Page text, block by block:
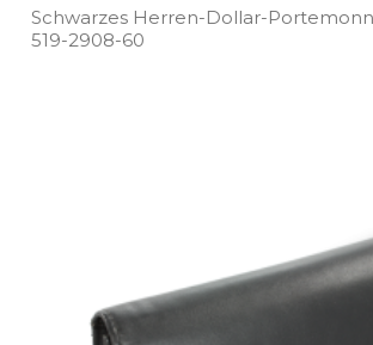
Schwarzes Herren­-Dollar­-
519­-2908­-60